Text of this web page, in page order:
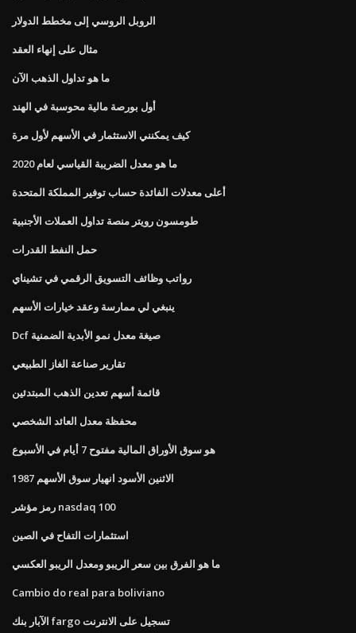
الروبل الروسي إلى مخطط الدولار
مثال على إنهاء العقد
ما هو تداول الذهب الآن
أول بورصة مالية محوسبة في الهند
كيف يمكنني الاستثمار في الأسهم لأول مرة
ما هو معدل الضريبة القياسي لعام 2020
أعلى معدلات الفائدة حساب توفير المملكة المتحدة
طومسون رويتر منصة تداول العملات الأجنبية
حمل النفط القدرات
رواتب وظائف التسويق الرقمي في تشيناي
ينبغي لي ممارسة وعقد خيارات الأسهم
Dcf صيغة معدل نمو الأبدية الضمنية
تقارير صناعة الغاز الطبيعي
قائمة أسهم تعدين الذهب المبتدئين
محفظة معدل العائد الشخصي
هو سوق الأوراق المالية مفتوح 7 أيام في الأسبوع
1987 الاثنين الأسود انهيار سوق الأسهم
رمز مؤشر nasdaq 100
استثمارات التفاح في الصين
ما هو الفرق بين سعر الريبو ومعدل الريبو العكسي
Cambio do real para boliviano
الآبار بنك fargo تسجيل على الانترنت